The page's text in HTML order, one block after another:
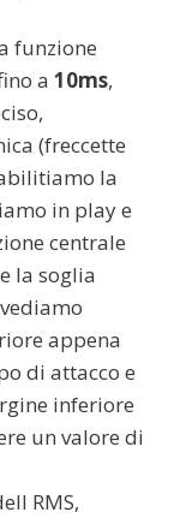
funzione
a 10ms,
(freccette
la
in play e
centrale
la soglia
appena
di attacco e
inferiore
un valore di
RMS,